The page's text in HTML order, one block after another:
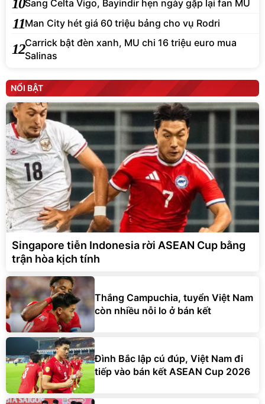
10Sang Celta Vigo, Bayindir hẹn ngày gặp lại fan MU
11Man City hét giá 60 triệu bảng cho vụ Rodri
12Carrick bật đèn xanh, MU chi 16 triệu euro mua
Salinas
NỔI BẬT
Singapore tiễn Indonesia rời ASEAN Cup bằng
trận hòa kịch tính
Thắng Campuchia, tuyển Việt Nam
còn nhiều nỗi lo ở bán kết
Đình Bắc lập cú đúp, Việt Nam đi
tiếp vào bán kết ASEAN Cup 2026